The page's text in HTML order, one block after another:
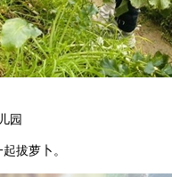
园
拔萝卜。